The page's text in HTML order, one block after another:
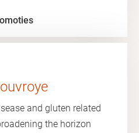
and gluten related
the horizon